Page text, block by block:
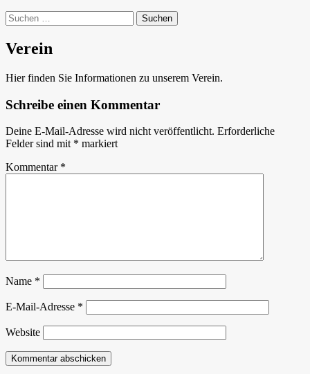
Suchen
nach:
Verein
Hier finden Sie Informationen zu unserem Verein.
Schreibe einen Kommentar
Deine E-Mail-Adresse wird nicht veröffentlicht. Erforderliche
Felder sind mit * markiert
Kommentar *
Name *
E-Mail-Adresse *
Website